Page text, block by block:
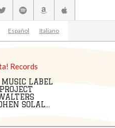
Español Italiano
LABEL
SOLAL...